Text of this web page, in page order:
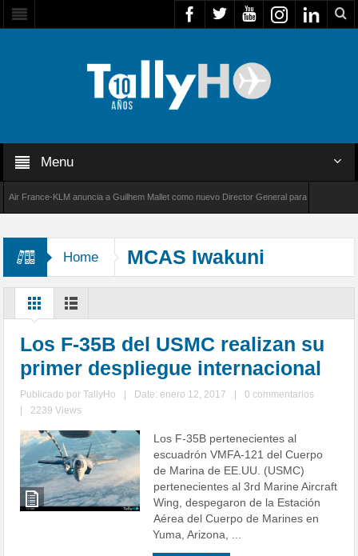
Menu
France-KLM anuncia a Guilhem Mallet como nuevo Director General para América Latina
Home MCAS Iwakuni
Los F-35B del USMC realizan su
primer despliegue internacional
Publicado porTallyHo Date: enero 12, 2017
0 commentarios
2239 Views
Los F-35B pertenecientes al
escuadrón VMFA-121 del Cuerpo
de Marina de EE.UU. (USMC)
pertenecientes al 3rd Marine Aircraft
Wing, despegaron de la Estación
Aérea del Cuerpo de Marines en
Yuma, Arizona, ...